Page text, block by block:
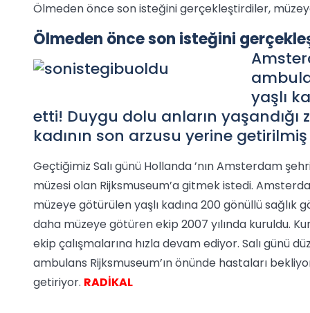
Ölmeden önce son isteğini gerçekleştirdiler,
Ölmeden önce son isteğini
yaşlı
etti! Duygu dolu anların
kadının son arzusu yerine
Geçtiğimiz Salı günü Hollanda ’nın Amsterdam
müzesi olan Rijksmuseum’a gitmek istedi.
müzeye götürülen yaşlı kadına 200 gönüllü sağlık
daha müzeye götüren ekip 2007 yılında kuruldu.
ekip çalışmalarına hızla devam ediyor. Salı günü
ambulans Rijksmuseum’ın önünde hastaları
getiriyor. RADİKAL